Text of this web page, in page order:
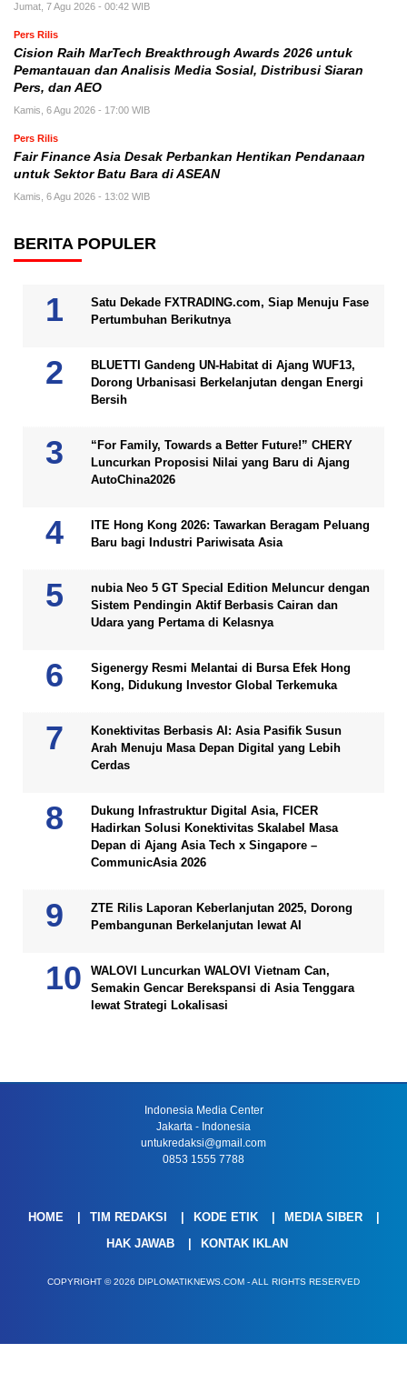
Jumat, 7 Agu 2026 - 00:42 WIB
Pers Rilis
Cision Raih MarTech Breakthrough Awards 2026 untuk
Pemantauan dan Analisis Media Sosial, Distribusi Siaran
Pers, dan AEO
Kamis, 6 Agu 2026 - 17:00 WIB
Pers Rilis
Fair Finance Asia Desak Perbankan Hentikan Pendanaan
untuk Sektor Batu Bara di ASEAN
Kamis, 6 Agu 2026 - 13:02 WIB
BERITA POPULER
Satu Dekade FXTRADING.com, Siap Menuju Fase
Pertumbuhan Berikutnya
BLUETTI Gandeng UN-Habitat di Ajang WUF13,
Dorong Urbanisasi Berkelanjutan dengan Energi
Bersih
“For Family, Towards a Better Future!” CHERY
Luncurkan Proposisi Nilai yang Baru di Ajang
AutoChina2026
ITE Hong Kong 2026: Tawarkan Beragam Peluang
Baru bagi Industri Pariwisata Asia
nubia Neo 5 GT Special Edition Meluncur dengan
Sistem Pendingin Aktif Berbasis Cairan dan
Udara yang Pertama di Kelasnya
Sigenergy Resmi Melantai di Bursa Efek Hong
Kong, Didukung Investor Global Terkemuka
Konektivitas Berbasis AI: Asia Pasifik Susun
Arah Menuju Masa Depan Digital yang Lebih
Cerdas
Dukung Infrastruktur Digital Asia, FICER
Hadirkan Solusi Konektivitas Skalabel Masa
Depan di Ajang Asia Tech x Singapore –
CommunicAsia 2026
ZTE Rilis Laporan Keberlanjutan 2025, Dorong
Pembangunan Berkelanjutan lewat AI
WALOVI Luncurkan WALOVI Vietnam Can,
Semakin Gencar Berekspansi di Asia Tenggara
lewat Strategi Lokalisasi
Indonesia Media Center
Jakarta - Indonesia
untukredaksi@gmail.com
0853 1555 7788
HOME TIM REDAKSI KODE ETIK
MEDIA SIBER
HAK JAWAB
KONTAK IKLAN
COPYRIGHT © 2026 DIPLOMATIKNEWS.COM - ALL RIGHTS RESERVED